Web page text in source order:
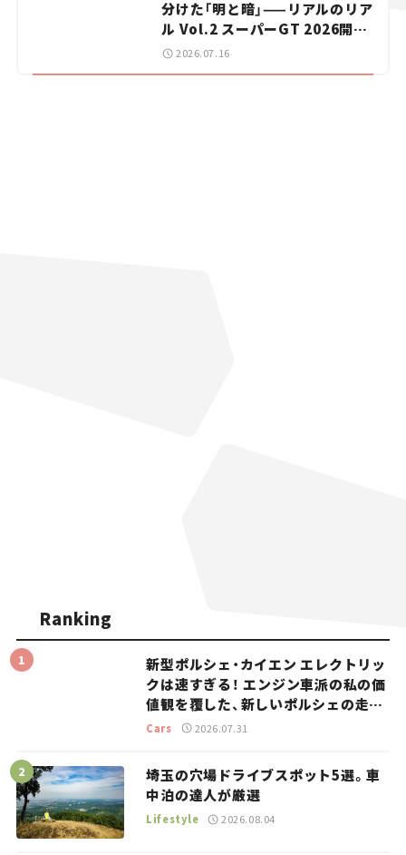
分けた「明と暗」——リアルのリア
ル Vol.2 スーパーGT 2026開幕
戦 岡山国際サーキット
2026.07.16
Ranking
新型ポルシェ・カイエン エレクトリッ
クは速すぎる！ エンジン車派の私の価
値観を覆した、新しいポルシェの走
り。
Cars 2026.07.31
埼玉の穴場ドライブスポット5選。車
中泊の達人が厳選
Lifestyle 2026.08.04